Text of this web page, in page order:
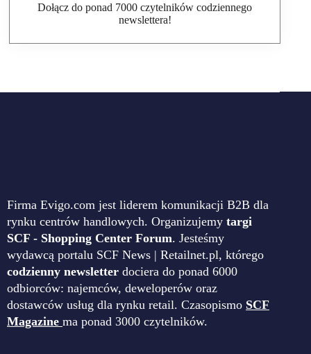
Dołącz do ponad 7000 czytelników codziennego
newslettera!
Firma Evigo.com jest liderem komunikacji B2B dla
rynku centrów handlowych. Organizujemy targi
SCF - Shopping Center Forum. Jesteśmy
wydawcą portalu SCF News | Retailnet.pl, którego
codzienny newsletter dociera do ponad 6000
odbiorców: najemców, deweloperów oraz
dostawców usług dla rynku retail. Czasopismo SCF
Magazine ma ponad 3000 czytelników.